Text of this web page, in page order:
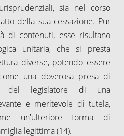
sia nel corso
della sua cessazione. Pur
di contenuti, esse risultano
unitaria, che si presta
diverse, potendo essere
una doverosa presa di
del legislatore di una
e meritevole di tutela,
un'ulteriore forma di
legittima (14).